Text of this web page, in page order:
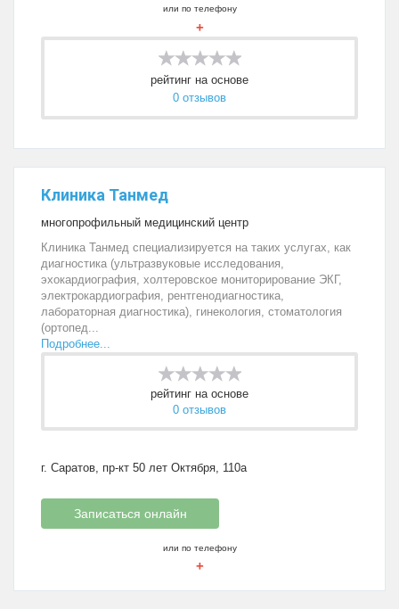
или по телефону
+
рейтинг на основе
0 отзывов
Клиника Танмед
многопрофильный медицинский центр
Клиника Танмед специализируется на таких услугах, как
диагностика (ультразвуковые исследования,
эхокардиография, холтеровское мониторирование ЭКГ,
электрокардиография, рентгенодиагностика,
лабораторная диагностика), гинекология, стоматология
(ортопед...
Подробнее...
рейтинг на основе
0 отзывов
г. Саратов, пр-кт 50 лет Октября, 110а
Записаться онлайн
или по телефону
+